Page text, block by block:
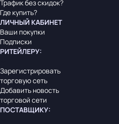
Трафик без скидок?
Где купить?
ЛИЧНЫЙ КАБИНЕТ
Ваши покупки
Подписки
РИТЕЙЛЕРУ:
Зарегистрировать
торговую сеть
Добавить новость
торговой сети
ПОСТАВЩИКУ: